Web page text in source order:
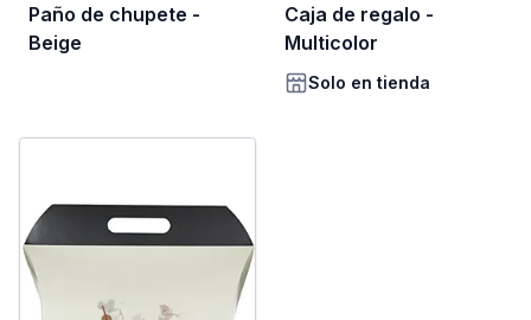
Paño de chupete -
Beige
Caja de regalo -
Multicolor
Solo en tienda